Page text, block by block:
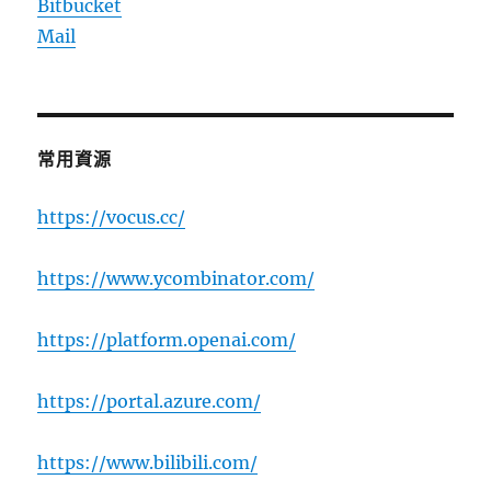
Bitbucket
Mail
常用資源
https://vocus.cc/
https://www.ycombinator.com/
https://platform.openai.com/
https://portal.azure.com/
https://www.bilibili.com/